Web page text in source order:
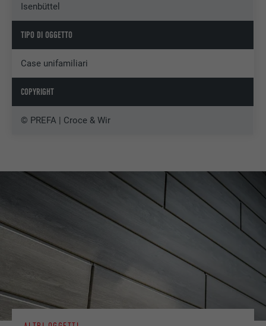
Isenbüttel
TIPO DI OGGETTO
Case unifamiliari
COPYRIGHT
© PREFA | Croce & Wir